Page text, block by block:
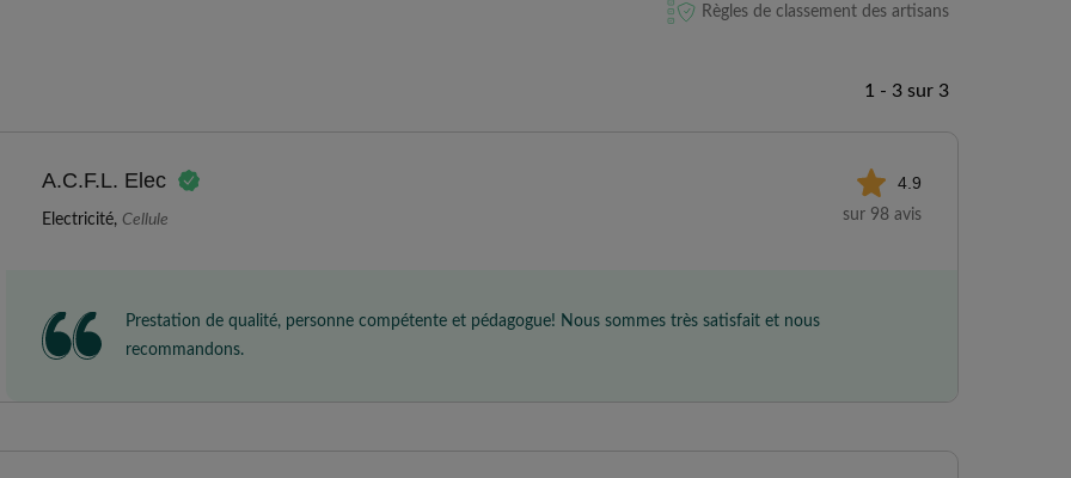
Règles de classement des artisans
1 - 3 sur 3
A.C.F.L. Elec
Electricité, Cellule
4.9
sur 98 avis
Prestation de qualité, personne compétente et pédagogue! Nous sommes très satisfait et nous
recommandons.